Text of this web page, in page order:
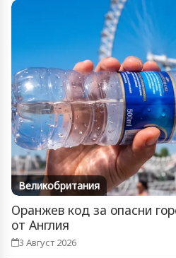
Великобритания
Оранжев код за опасни
от Англия
3 Август 2026